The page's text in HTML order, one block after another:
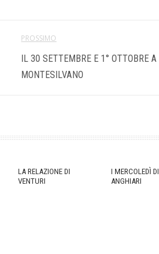
PROSSIMO
IL 30 SETTEMBRE E 1° OTTOBRE A
MONTESILVANO
LA RELAZIONE DI
VENTURI
I MERCOLEDÌ DI
ANGHIARI